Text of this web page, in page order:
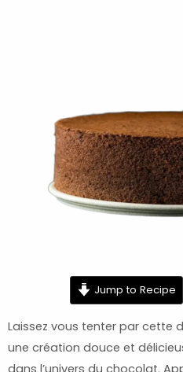
Jump to Recipe
Laissez vous tenter par cette
une création douce et
dans l’univers du chocolat.
minutes